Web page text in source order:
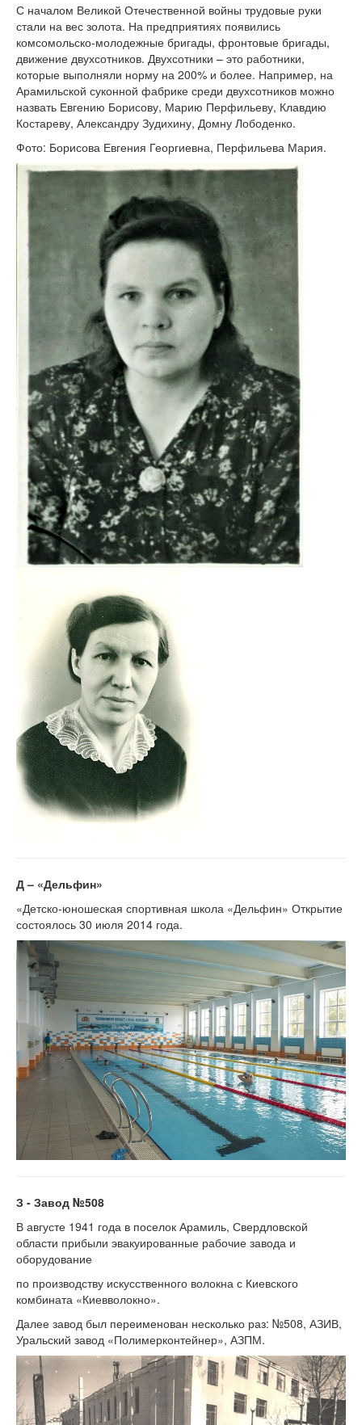
С началом Великой Отечественной войны трудовые руки
стали на вес золота. На предприятиях появились
комсомольско-молодежные бригады, фронтовые бригады,
движение двухсотников. Двухсотники – это работники,
которые выполняли норму на 200% и более. Например, на
Арамильской суконной фабрике среди двухсотников можно
назвать Евгению Борисову, Марию Перфильеву, Клавдию
Костареву, Александру Зудихину, Домну Лободенко.
Фото: Борисова Евгения Георгиевна, Перфильева Мария.
Д – «Дельфин»
«Детско-юношеская спортивная школа «Дельфин» Открытие
состоялось 30 июля 2014 года.
З - Завод №508
В августе 1941 года в поселок Арамиль, Свердловской
области прибыли эвакуированные рабочие завода и
оборудование
по производству искусственного волокна с Киевского
комбината «Киевволокно».
Далее завод был переименован несколько раз: №508, АЗИВ,
Уральский завод «Полимерконтейнер», АЗПМ.